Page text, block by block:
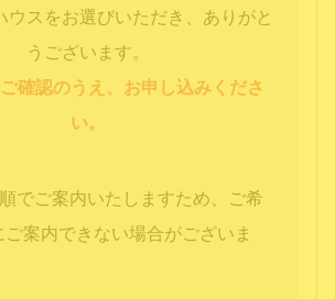
ウスをお選びいただき、ありがと
うございます。
確認のうえ、お申し込みくださ
い。
でご案内いたしますため、ご希
案内できない場合がございま